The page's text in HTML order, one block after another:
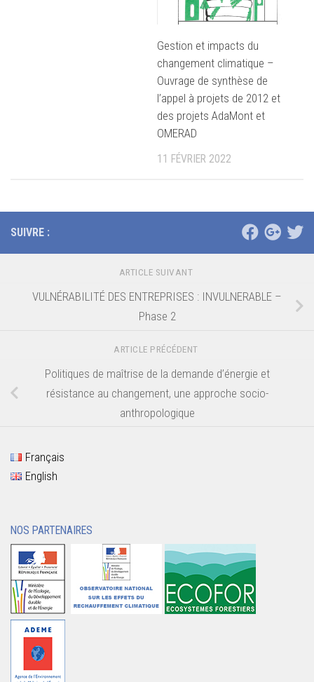
Gestion et impacts du
changement climatique –
Ouvrage de synthèse de
l’appel à projets de 2012 et
des projets AdaMont et
OMERAD
11 FÉVRIER 2022
SUIVRE :
ARTICLE SUIVANT
VULNÉRABILITÉ DES ENTREPRISES : INVULNERABLE –
Phase 2
ARTICLE PRÉCÉDENT
Politiques de maîtrise de la demande d’énergie et
résistance au changement, une approche socio-
anthropologique
Français
English
NOS PARTENAIRES